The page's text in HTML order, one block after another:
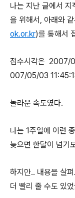
나는 지난 글에서
을 위해서, 아래와
ok.or.kr)를 통해서
접수시각은 2007/
007/05/03
놀라운 속도였다.
나는 1주일에 이런
늦으면 한달이 넘기
하지만.. 내용을 살
더 빨리 줄 수도 있